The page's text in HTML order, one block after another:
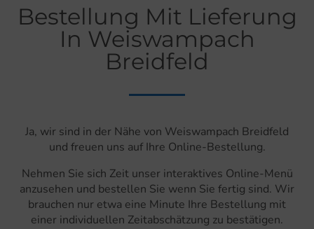
Bestellung Mit Lieferung
In Weiswampach
Breidfeld
Ja, wir sind in der Nähe von Weiswampach Breidfeld
und freuen uns auf Ihre Online-Bestellung.
Nehmen Sie sich Zeit unser interaktives Online-Menü
anzusehen und bestellen Sie wenn Sie fertig sind. Wir
brauchen nur etwa eine Minute Ihre Bestellung mit
einer individuellen Zeitabschätzung zu bestätigen.